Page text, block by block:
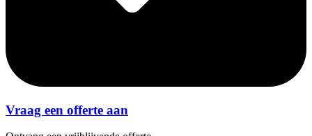
Vraag een offerte aan